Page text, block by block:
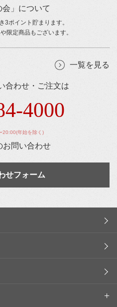
会」について
3ポイント貯まります。
限定商品もございます。
一覧を見る
合わせ・ご注文は
4000
20:00(年始を除く)
お問い合わせ
せフォーム